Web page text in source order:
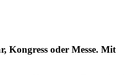
Kongress oder Messe. Mit